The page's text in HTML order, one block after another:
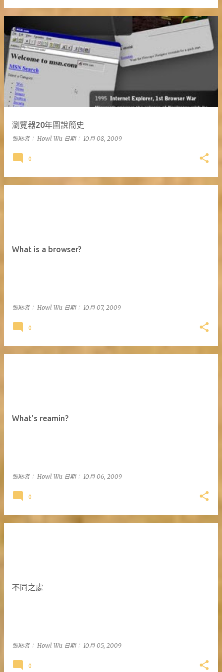
瀏覽器20年圖說簡史
張貼者： Howl Wu 日期： 10月 08, 2009
0
What is a browser?
張貼者： Howl Wu 日期： 10月 07, 2009
0
What's reamin?
張貼者： Howl Wu 日期： 10月 06, 2009
0
不同之處
張貼者： Howl Wu 日期： 10月 05, 2009
0